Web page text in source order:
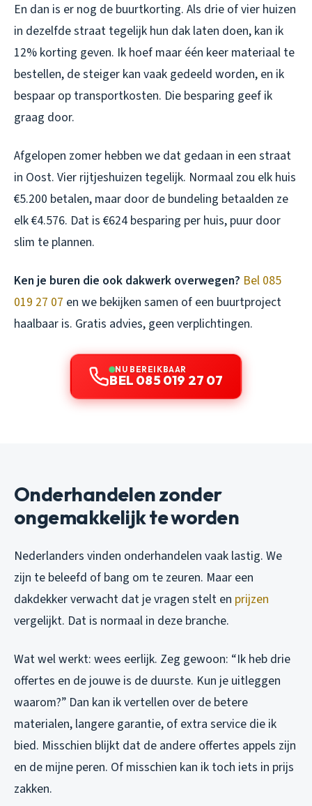
En dan is er nog de buurtkorting. Als drie of vier huizen
in dezelfde straat tegelijk hun dak laten doen, kan ik
12% korting geven. Ik hoef maar één keer materiaal te
bestellen, de steiger kan vaak gedeeld worden, en ik
bespaar op transportkosten. Die besparing geef ik
graag door.
Afgelopen zomer hebben we dat gedaan in een straat
in Oost. Vier rijtjeshuizen tegelijk. Normaal zou elk huis
€5.200 betalen, maar door de bundeling betaalden ze
elk €4.576. Dat is €624 besparing per huis, puur door
slim te plannen.
Ken je buren die ook dakwerk overwegen? Bel 085
019 27 07 en we bekijken samen of een buurtproject
haalbaar is. Gratis advies, geen verplichtingen.
NU BEREIKBAAR
BEL 085 019 27 07
Onderhandelen zonder
ongemakkelijk te worden
Nederlanders vinden onderhandelen vaak lastig. We
zijn te beleefd of bang om te zeuren. Maar een
dakdekker verwacht dat je vragen stelt en prijzen
vergelijkt. Dat is normaal in deze branche.
Wat wel werkt: wees eerlijk. Zeg gewoon: “Ik heb drie
offertes en de jouwe is de duurste. Kun je uitleggen
waarom?” Dan kan ik vertellen over de betere
materialen, langere garantie, of extra service die ik
bied. Misschien blijkt dat de andere offertes appels zijn
en de mijne peren. Of misschien kan ik toch iets in prijs
zakken.